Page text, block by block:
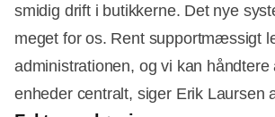
smidig drift i butikkerne. Det nye
meget for os. Rent supportmæssigt
administrationen, og vi kan håndtere
enheder centralt, siger Erik Laursen